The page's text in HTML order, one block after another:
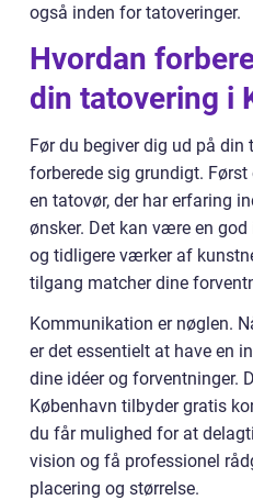
også inden for tatoveringer.
Hvordan
din tatovering i
Før du begiver dig ud på
forberede sig grundigt.
en tatovør, der har erfaring
ønsker. Det kan være en
og tidligere værker af
tilgang matcher dine
Kommunikation er nøglen.
er det essentielt at have en
dine idéer og forventninger.
København tilbyder gratis
du får mulighed for at
vision og få professionel
placering og størrelse.